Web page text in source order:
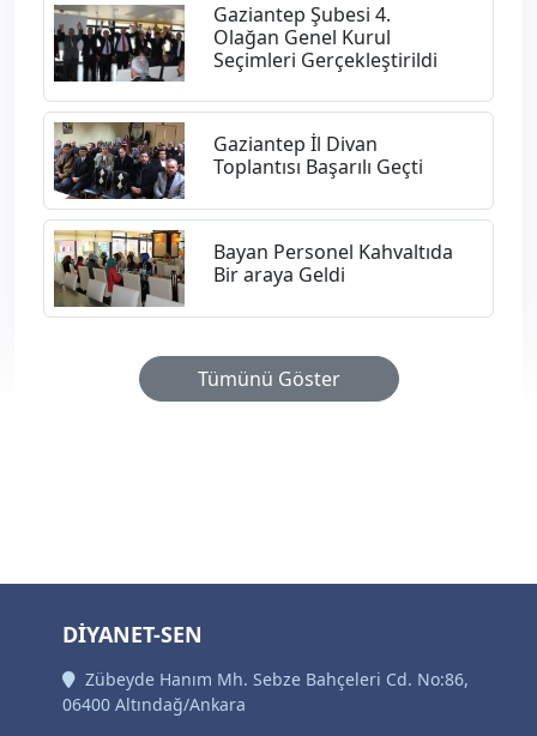
Gaziantep Şubesi 4.
Olağan Genel Kurul
Seçimleri Gerçekleştirildi
Gaziantep İl Divan
Toplantısı Başarılı Geçti
Bayan Personel Kahvaltıda
Bir araya Geldi
Tümünü Göster
DİYANET-SEN
Zübeyde Hanım Mh. Sebze Bahçeleri Cd. No:86,
06400 Altındağ/Ankara